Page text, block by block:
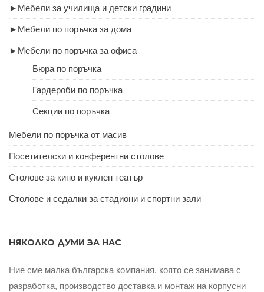
► Мебели за училища и детски градини
► Мебели по поръчка за дома
► Мебели по поръчка за офиса
Бюра по поръчка
Гардероби по поръчка
Секции по поръчка
Мебели по поръчка от масив
Посетителски и конферентни столове
Столове за кино и куклен театър
Столове и седалки за стадиони и спортни зали
НЯКОЛКО ДУМИ ЗА НАС
Ние сме малка българска компания, която се занимава с
разработка, производство доставка и монтаж на корпусни